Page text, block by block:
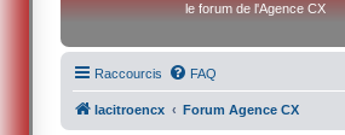
le forum de l'Agence CX
Raccourcis FAQ
lacitroencx Forum Agence CX